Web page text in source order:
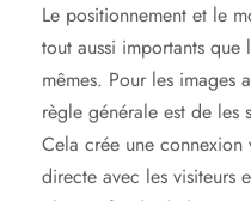
Le positionnement et le
tout aussi importants
mêmes. Pour les images
règle générale est de les
Cela crée une
directe avec les visiteurs